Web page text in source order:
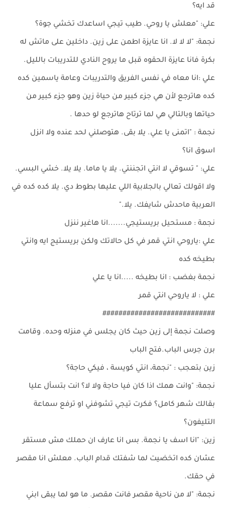
قد ايه؟
علي: "معلش يا روحي. طيب تيجي اساعدك تخشي جوة؟
نجمة: "لا لا لا. انا عايزة اطمن على زين. داخلين على ماتش له
بكرة فانا عايزة الحقوه قبل ما يروح النادي للتدريبات بالليل.
علي :انا معاه في نفس الفريق والتدريبات وعامة ياسمين كده
كده هاترجع لأن هي جزء كبير من حياة زين وهو جزء كبير من
حياتها وبالتالي هي لما ترتاح هاترجع لو حدها .
نجمة : "اتمنى يا علي. يلا بقى. هتوصلني لحد عنده ولا انزل
اسوق انا؟
علي: " تسوقي لا انتي اتجننتي. يلا يا ماما. يلا يلا. خشي البسي.
ولا اقولك تعالي بالجلابية اللي عليها بطوط دي. يلا كده كده في
العربية ماحدش شايفك. يلا."
نجمة : مستحيل بريستيجي.......انا هاغير ننزل
علي :ياروحي انتي قمر في كل حالاتك ولكن بريستيج ايه وانتي
بطيخه كده
نجمة بغضب : انا بطيخه .....انا يا علي
علي : لا ياروحي انتي قمر
############################
وصلت نجمة إلى زين حيث كان يجلس في منزله وحده. وقامت
برن جرس الباب.فتح الباب
زين بتعجب : "نجمة، انتي كويسة ، فيكي حاجة؟
نجمة: "وانت همك اذا كان فيا حاجة ولا لا؟ انت بتسأل عليا
بقالك شهر كامل؟ فكرت تيجي تشوفني او ترفع سماعة
التليفون؟
زين: "انا اسف يا نجمة. بس انا عارف ان حملك مش مستقر
عشان كده اتخضيت لما شفتك قدام الباب. معلش انا مقصر
في حقك.
نجمة: "لا من ناحية مقصر فانت مقصر. ما هو لما يبقى ابني